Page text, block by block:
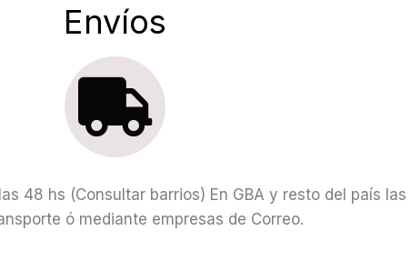
Envíos
48 hs (Consultar barrios) En GBA y resto del país
ó mediante empresas de Correo.